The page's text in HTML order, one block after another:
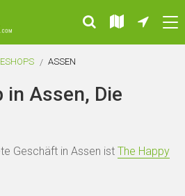
ASSEN
Assen, Die
Geschäft in Assen ist The Happy